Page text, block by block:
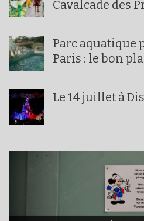
Cavalcade des
Parc aquatique
Paris : le bon
Le 14 juillet à